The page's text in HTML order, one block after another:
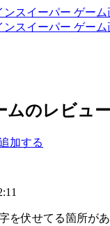
ムのレビュー
加する
を伏せてる箇所があ